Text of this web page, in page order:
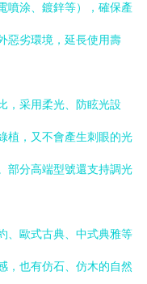
噴涂、鍍鋅等），確保產
惡劣環境，延長使用壽
，采用柔光、防眩光設
植，又不會產生刺眼的光
部分高端型號還支持調光
、歐式古典、中式典雅等
，也有仿石、仿木的自然